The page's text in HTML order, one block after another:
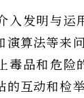
入发明与运
演算法等来
毒品和危险
的互动和检